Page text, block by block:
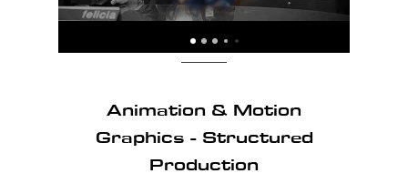
Animation & Motion
Graphics - Structured
Production